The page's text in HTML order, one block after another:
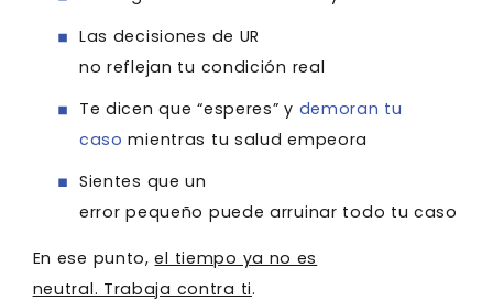
Las decisiones de UR
no reflejan tu condición real
Te dicen que “esperes” y demoran tu
caso mientras tu salud empeora
Sientes que un
error pequeño puede arruinar todo tu caso
En ese punto,el tiempo ya no es
neutral. Trabaja contra ti.